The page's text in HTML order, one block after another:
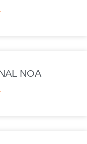
NOA